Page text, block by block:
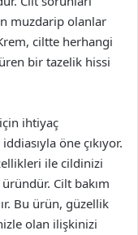
muzdarip olanlar
ciltte herhangi
bir tazelik hissi
ihtiyaç
öne çıkıyor.
ile cildinizi
Cilt bakım
Bu ürün, güzellik
olan ilişkinizi